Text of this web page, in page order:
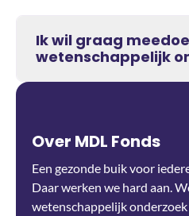
Ik wil graag
wetenschappelijk
Over MDL Fonds
Een gezonde buik voor
Daar werken we hard aan.
wetenschappelijk